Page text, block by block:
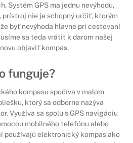
Systém GPS ma jednu nevýhodu,
nie je schopný určiť, ktorým
byť nevýhoda hlavne pri cestovaní
sa teda vrátit k darom našej
objaviť kompas.
funguje?
kompasu spočíva v malom
ktorý sa odborne nazýva
Využíva sa spolu s GPS navigáciu
mobilného telefónu alebo
používajú elektronický kompas ako